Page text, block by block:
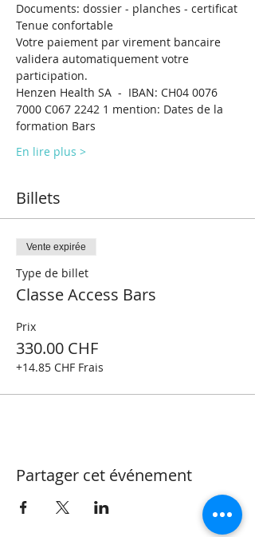
Documents: dossier - planches - certificat
Tenue confortable
Votre paiement par virement bancaire
validera automatiquement votre
participation.
Henzen Health SA  -  IBAN: CH04 0076
7000 C067 2242 1 mention: Dates de la
formation Bars
En lire plus >
Billets
Vente expirée
Type de billet
Classe Access Bars
Prix
330.00 CHF
+14.85 CHF Frais
Partager cet événement